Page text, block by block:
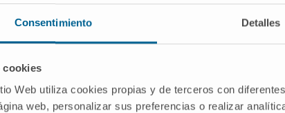
Consentimiento Detalles
cookies
Web utiliza cookies propias y de terceros con
web, personalizar sus preferencias o realizar
astrocitoma de bajo grado
difusos de grado 2 tienen una tendencia
En los